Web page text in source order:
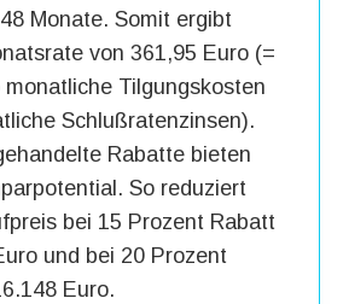
Monate. Somit ergibt
von 361,95 Euro (=
Tilgungskosten
Schlußratenzinsen).
Rabatte bieten
So reduziert
bei 15 Prozent Rabatt
und bei 20 Prozent
Euro.